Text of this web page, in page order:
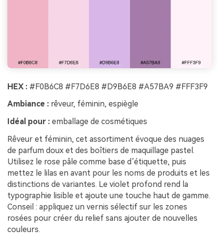
HEX : #F0B6C8 #F7D6E8 #D9B6E8 #A57BA9 #FFF3F9
Ambiance : rêveur, féminin, espiègle
Idéal pour : emballage de cosmétiques
Rêveur et féminin, cet assortiment évoque des nuages
de parfum doux et des boîtiers de maquillage pastel.
Utilisez le rose pâle comme base d’étiquette, puis
mettez le lilas en avant pour les noms de produits et les
distinctions de variantes. Le violet profond rend la
typographie lisible et ajoute une touche haut de gamme.
Conseil : appliquez un vernis sélectif sur les zones
rosées pour créer du relief sans ajouter de nouvelles
couleurs.